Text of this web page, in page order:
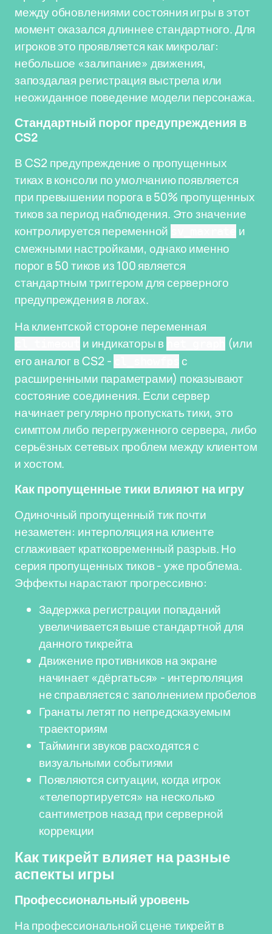
между обновлениями состояния игры в этот
момент оказался длиннее стандартного. Для
игроков это проявляется как микролаг:
небольшое «залипание» движения,
запоздалая регистрация выстрела или
неожиданное поведение модели персонажа.
Стандартный порог предупреждения в
CS2
В CS2 предупреждение о пропущенных
тиках в консоли по умолчанию появляется
при превышении порога в 50% пропущенных
тиков за период наблюдения. Это значение
контролируется переменной
и
смежными настройками, однако именно
порог в 50 тиков из 100 является
стандартным триггером для серверного
предупреждения в логах.
На клиентской стороне переменная
и индикаторы в
(или
его аналог в CS2 -
с
расширенными параметрами) показывают
состояние соединения. Если сервер
начинает регулярно пропускать тики, это
симптом либо перегруженного сервера, либо
серьёзных сетевых проблем между клиентом
и хостом.
Как пропущенные тики влияют на игру
Одиночный пропущенный тик почти
незаметен: интерполяция на клиенте
сглаживает кратковременный разрыв. Но
серия пропущенных тиков - уже проблема.
Эффекты нарастают прогрессивно:
Задержка регистрации попаданий
увеличивается выше стандартной для
данного тикрейта
Движение противников на экране
начинает «дёргаться» - интерполяция
не справляется с заполнением пробелов
Гранаты летят по непредсказуемым
траекториям
Тайминги звуков расходятся с
визуальными событиями
Появляются ситуации, когда игрок
«телепортируется» на несколько
сантиметров назад при серверной
коррекции
Как тикрейт влияет на разные
аспекты игры
Профессиональный уровень
На профессиональной сцене тикрейт в